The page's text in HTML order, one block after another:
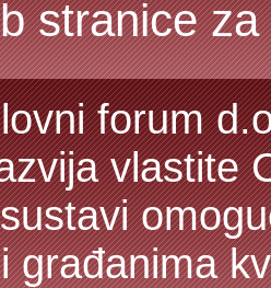
stranice
forum
vlastite
građanima